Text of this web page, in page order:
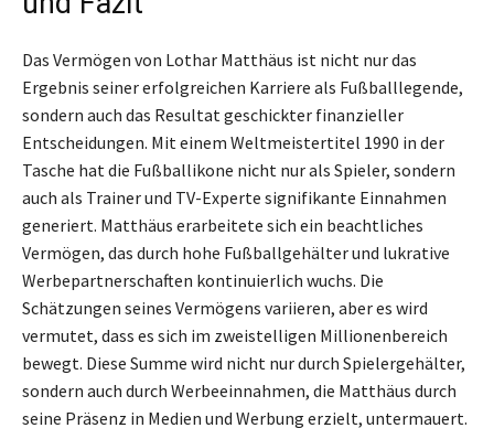
Das Vermögen von Lothar Matthäus ist nicht nur das
Ergebnis seiner erfolgreichen Karriere als Fußballlegende,
sondern auch das Resultat geschickter finanzieller
Entscheidungen. Mit einem Weltmeistertitel 1990 in der
Tasche hat die Fußballikone nicht nur als Spieler, sondern
auch als Trainer und TV-Experte signifikante Einnahmen
generiert. Matthäus erarbeitete sich ein beachtliches
Vermögen, das durch hohe Fußballgehälter und lukrative
Werbepartnerschaften kontinuierlich wuchs. Die
Schätzungen seines Vermögens variieren, aber es wird
vermutet, dass es sich im zweistelligen Millionenbereich
bewegt. Diese Summe wird nicht nur durch Spielergehälter,
sondern auch durch Werbeeinnahmen, die Matthäus durch
seine Präsenz in Medien und Werbung erzielt, untermauert.